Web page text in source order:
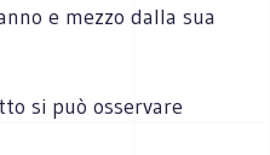
e mezzo dalla sua
si può osservare